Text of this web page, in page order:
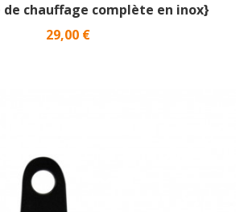
de chauffage complète en inox}
Prix
29,00 €